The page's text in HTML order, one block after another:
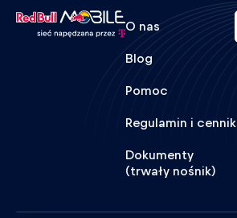
O nas
Blog
Pomoc
Regulamin i cennik
Dokumenty
(trwały nośnik)